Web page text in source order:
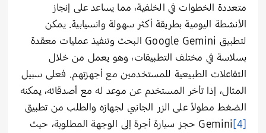
متعددة الخطوات في الخلفية، مما يساعد على إنجاز
الأنشطة اليومية بطريقة أكثر سهولة وانسيابية. يمكن
لتطبيق Google Gemini البحث وتنفيذ عمليات معقدة
بسلاسة في مختلف التطبيقات، وهو يعمل من خلال
التفاعلات الطبيعية للمستخدمين مع أجهزتهم. فعلى سبيل
المثال، إذا تأخر المستخدم عن موعد له مع أصدقائه، يمكنه
الضغط مطولاً على الزر الجانبي لجهازه والطلب من تطبيق
Gemini [4]
حجز سيارة أجرة إلى الوجهة المطلوبة، حيث